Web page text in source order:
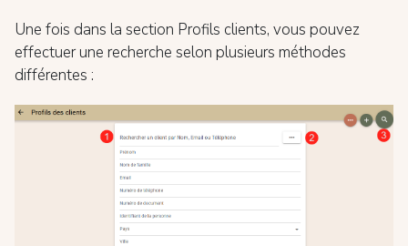
Une fois dans la section Profils clients, vous pouvez
effectuer une recherche selon plusieurs méthodes
différentes :